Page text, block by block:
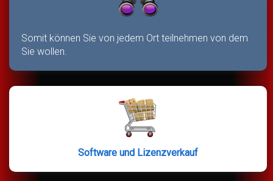
Somit können Sie von jedem Ort teilnehmen von dem
Sie wollen.
Software und Lizenzverkauf